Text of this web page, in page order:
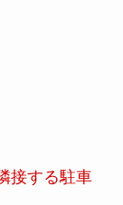
接する駐車